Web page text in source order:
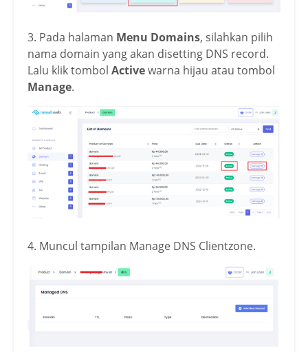
3. Pada halaman Menu Domains, silahkan pilih
nama domain yang akan disetting DNS record.
Lalu klik tombol Activewarna hijau atau tombol
Manage.
4. Muncul tampilan Manage DNS Clientzone.